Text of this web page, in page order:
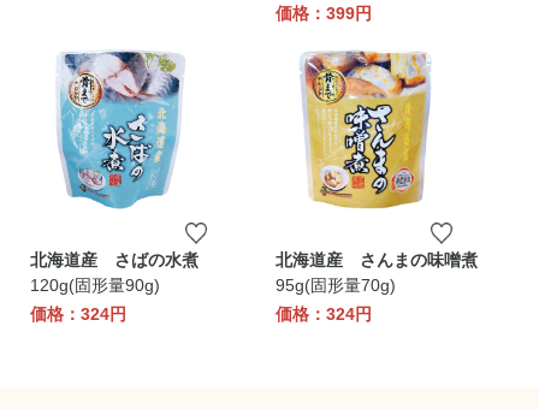
価格：399円
北海道産 さばの水煮
120g(固形量90g)
価格：324円
北海道産 さんまの味噌煮
95g(固形量70g)
価格：324円